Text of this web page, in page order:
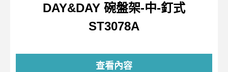
DAY&DAY 碗盤架-中-釘式
ST3078A
查看內容